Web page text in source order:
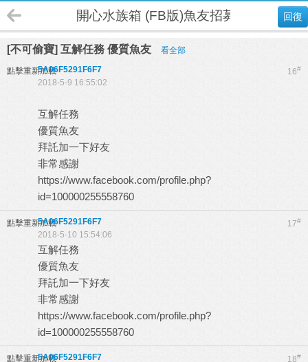
回復
開心水族箱 (FB版)魚友招募
[不可偷寶] 互解任務 優質魚友 看全部
點擊重新加載 16#
5A06F5291F6F7
2018-5-9 16:55:02
互解任務
優質魚友
拜託加一下好友
非常感謝
https://www.facebook.com/profile.php?
id=100000255558760
點擊重新加載 17#
5A06F5291F6F7
2018-5-10 15:54:06
互解任務
優質魚友
拜託加一下好友
非常感謝
https://www.facebook.com/profile.php?
id=100000255558760
點擊重新加載 18#
5A06F5291F6F7